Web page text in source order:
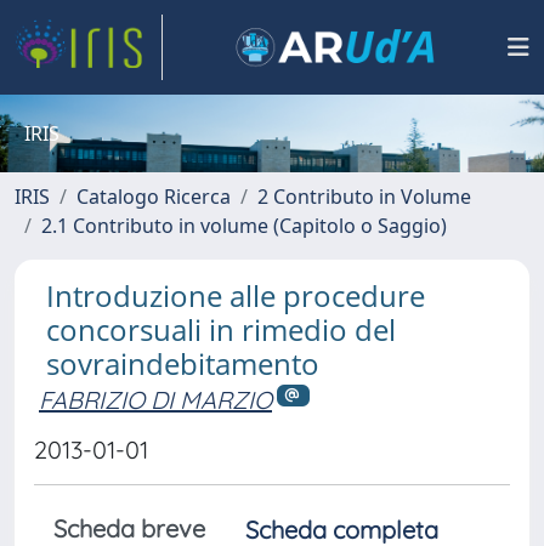
IRIS
IRIS Catalogo Ricerca
2 Contributo in Volume
2.1 Contributo in volume (Capitolo o Saggio)
Introduzione alle procedure
concorsuali in rimedio del
sovraindebitamento
FABRIZIO DI MARZIO
2013-01-01
Scheda breve
Scheda completa